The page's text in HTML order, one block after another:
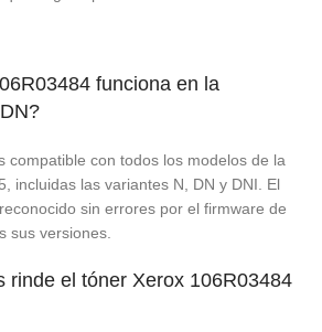
funciona en la
compatible con todos los modelos de la
incluidas las variantes N, DN y DNI. El
sin errores por el firmware de
sus versiones.
rinde el tóner Xerox 106R03484